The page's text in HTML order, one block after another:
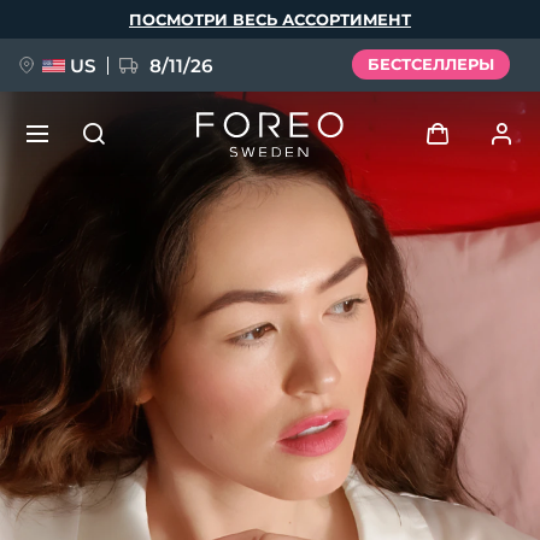
ПОСМОТРИ ВЕСЬ АССОРТИМЕНТ
US 8/11/26 БЕСТСЕЛЛЕРЫ
Войти
Профиль пользователя
Мои приборы
Мои заказы
Мои адреса
Мои подписки
FAQ™ Pure Beauty-Tech Elixir
BREAKING NEWS
issa™ Teeth Whitening Set
Язык
English Deutsch
Español
Français
Português
Polski
Svenska
Русский
Türkçe
简体中文 繁體中文